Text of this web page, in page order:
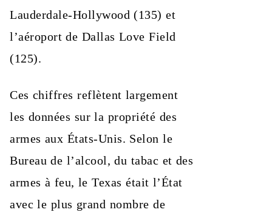
Lauderdale-Hollywood (135) et
l’aéroport de Dallas Love Field
(125).
Ces chiffres reflètent largement
les données sur la propriété des
armes aux États-Unis. Selon le
Bureau de l’alcool, du tabac et des
armes à feu, le Texas était l’État
avec le plus grand nombre de